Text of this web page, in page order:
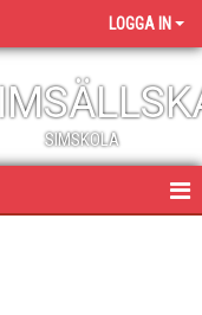
LOGGA IN
SIMSKOLA